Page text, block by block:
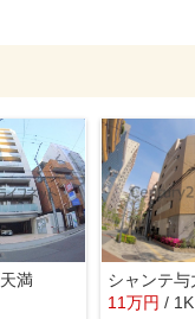
満
シャンテ与
11万円 / 1K